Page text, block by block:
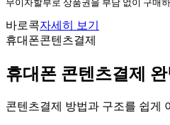
무이자할부로 상품권을 부담 없이 구매
바로콕자세히 보기
휴대폰콘텐츠결제
휴대폰 콘텐츠결제 완
콘텐츠결제 방법과 구조를 쉽게